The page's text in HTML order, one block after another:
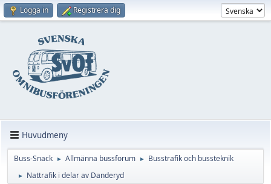
Logga in Registrera dig
Huvudmeny
Buss-Snack ► Allmänna bussforum ► Busstrafik och bussteknik
► Nattrafik i delar av Danderyd